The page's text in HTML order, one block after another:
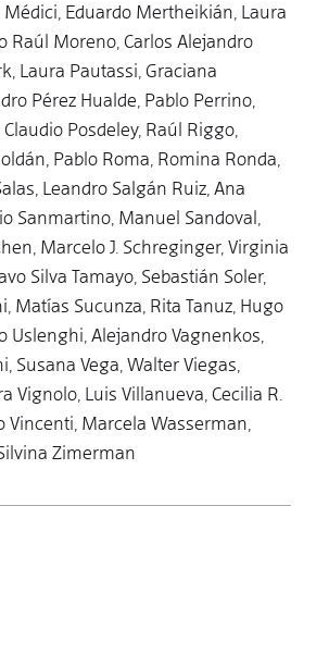
Eduardo Mertheikián, Laura
Raúl Moreno, Carlos Alejandro
Laura Pautassi, Graciana
Pérez Hualde, Pablo Perrino,
Posdeley, Raúl Riggo,
Pablo Roma, Romina Ronda,
Leandro Salgán Ruiz, Ana
Sanmartino, Manuel Sandoval,
Marcelo J. Schreginger, Virginia
Silva Tamayo, Sebastián Soler,
Matías Sucunza, Rita Tanuz, Hugo
Uslenghi, Alejandro Vagnenkos,
Susana Vega, Walter Viegas,
Vignolo, Luis Villanueva, Cecilia R.
Vincenti, Marcela Wasserman,
Zimerman